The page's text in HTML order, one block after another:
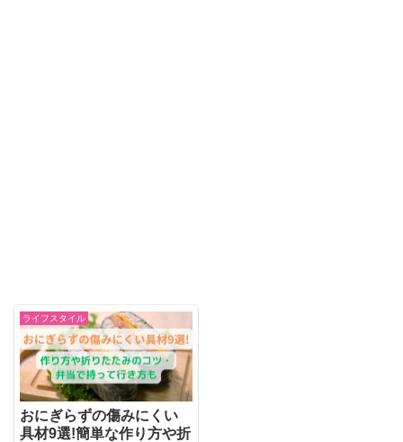
ライフスタイル
おにぎらずの傷みにくい
具材9選!簡単な作り方や折